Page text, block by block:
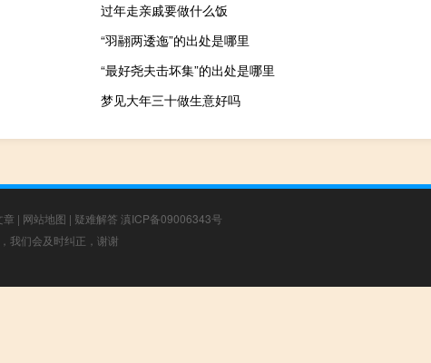
过年走亲戚要做什么饭
“羽翮两逶迤”的出处是哪里
“最好尧夫击坏集”的出处是哪里
梦见大年三十做生意好吗
章 | 网站地图 | 疑难解答 滇ICP备09006343号
我们会及时纠正，谢谢